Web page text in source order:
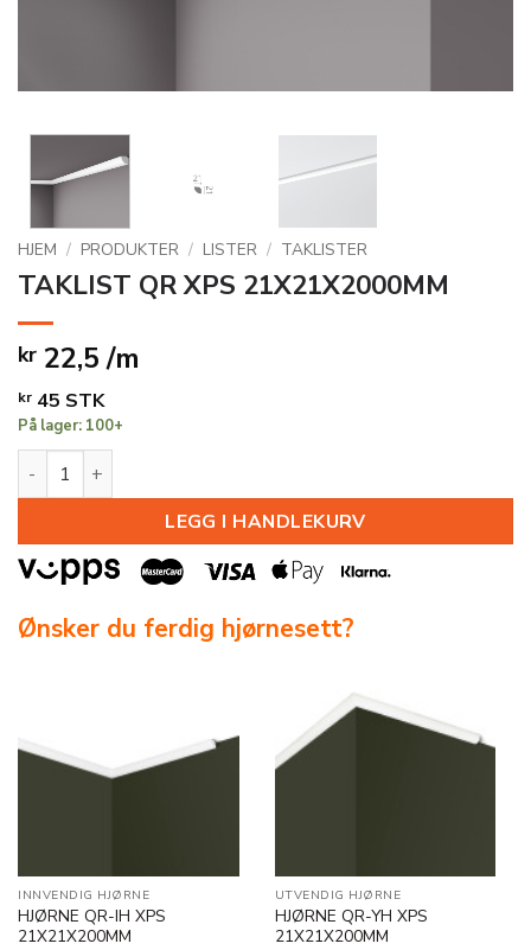
HJEM / PRODUKTER / LISTER / TAKLISTER
TAKLIST QR XPS 21X21X2000MM
kr 22,5 /m
kr 45 STK
På lager: 100+
TAKLIST QR XPS 21X21X2000MM antall
LEGG I HANDLEKURV
Ønsker du ferdig hjørnesett?
INNVENDIG HJØRNE
HJØRNE QR-IH XPS
21X21X200MM
UTVENDIG HJØRNE
HJØRNE QR-YH XPS
21X21X200MM